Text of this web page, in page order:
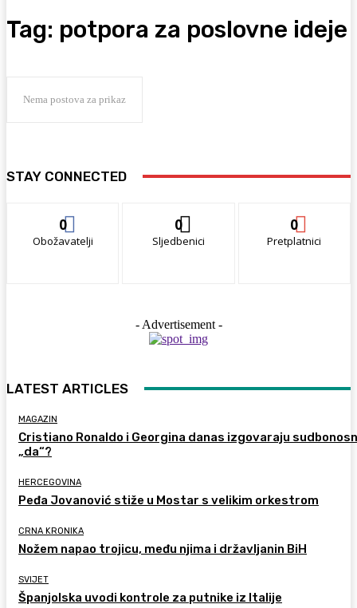
Tag: potpora za poslovne ideje
Nema postova za prikaz
STAY CONNECTED
0
Obožavatelji
0
Sljedbenici
0
Pretplatnici
- Advertisement -
LATEST ARTICLES
MAGAZIN
Cristiano Ronaldo i Georgina danas izgovaraju
„da“?
HERCEGOVINA
Peđa Jovanović stiže u Mostar s velikim orkestrom
CRNA KRONIKA
Nožem napao trojicu, među njima i državljanin BiH
SVIJET
Španjolska uvodi kontrole za putnike iz Italije